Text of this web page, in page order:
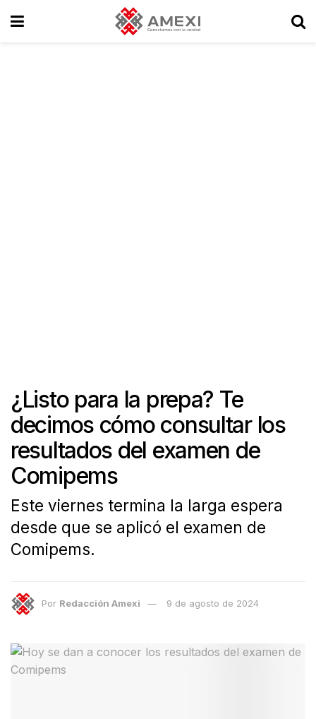
¿Listo para la prepa? Te
decimos cómo consultar los
resultados del examen de
Comipems
Este viernes termina la larga espera
desde que se aplicó el examen de
Comipems.
Por Redacción Amexi 9 de agosto de 2024